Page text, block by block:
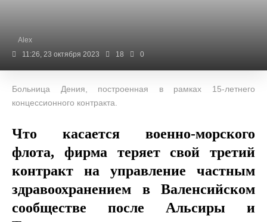
Alex
11:26, 23 октября 2023
18 0
Больница Дения, построенная в рамках 15-летнего
концессионного контракта.
Что касается военно-морского
флота, фирма теряет свой третий
контракт на управление частным
здравоохранением в Валенсийском
сообществе после Альсиры и